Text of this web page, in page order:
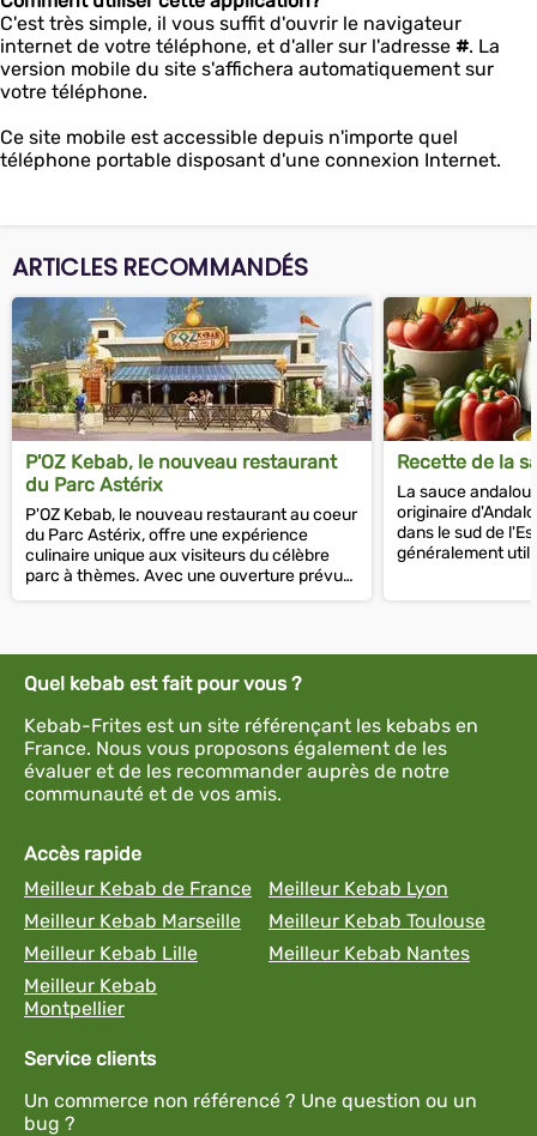
C'est très simple, il vous suffit d'ouvrir le navigateur
internet de votre téléphone, et d'aller sur l'adresse #. La
version mobile du site s'affichera automatiquement sur
votre téléphone.
Ce site mobile est accessible depuis n'importe quel
téléphone portable disposant d'une connexion Internet.
ARTICLES RECOMMANDÉS
P'OZ Kebab, le nouveau restaurant
du Parc Astérix
P'OZ Kebab, le nouveau restaurant au coeur
du Parc Astérix, offre une expérience
culinaire unique aux visiteurs du célèbre
parc à thèmes. Avec une ouverture prévue
en 2024, le restaurant est...
Recette de la
La sauce
originaire
dans le sud de
généralement
Quel kebab est fait pour vous ?
Kebab-Frites est un site référençant les kebabs en
France. Nous vous proposons également de les
évaluer et de les recommander auprès de notre
communauté et de vos amis.
Accès rapide
Meilleur Kebab de France
Meilleur Kebab Lyon
Meilleur Kebab Marseille
Meilleur Kebab Toulouse
Meilleur Kebab Lille
Meilleur Kebab Nantes
Meilleur Kebab
Montpellier
Service clients
Un commerce non référencé ? Une question ou un
bug ?